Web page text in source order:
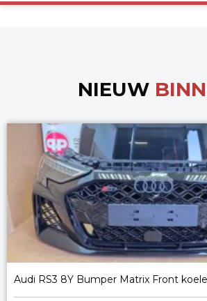
NIEUW
Audi RS3 8Y Bumper Matrix Front